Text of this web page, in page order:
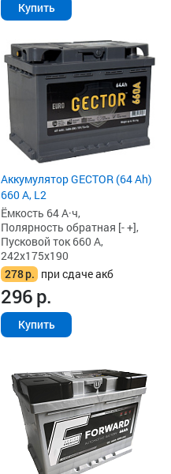
Купить
Аккумулятор GECTOR (64 Ah)
660 А, L2
Ёмкость 64 А·ч,
Полярность обратная [- +],
Пусковой ток 660 А,
242x175x190
278р. при сдаче акб
296р.
Купить